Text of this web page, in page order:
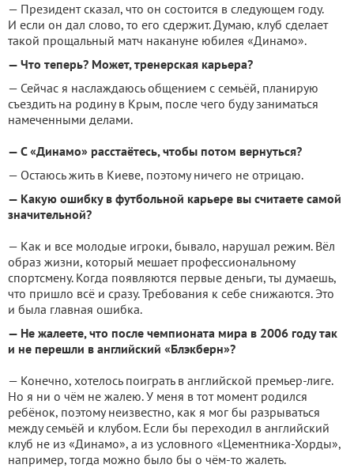
— Президент сказал, что он состоится в следующем году.
И если он дал слово, то его сдержит. Думаю, клуб сделает
такой прощальный матч накануне юбилея «Динамо».
— Что теперь? Может, тренерская карьера?
— Сейчас я наслаждаюсь общением с семьёй, планирую
съездить на родину в Крым, после чего буду заниматься
намеченными делами.
— С «Динамо» расстаётесь, чтобы потом вернуться?
— Остаюсь жить в Киеве, поэтому ничего не отрицаю.
— Какую ошибку в футбольной карьере вы считаете самой
значительной?
— Как и все молодые игроки, бывало, нарушал режим. Вёл
образ жизни, который мешает профессиональному
спортсмену. Когда появляются первые деньги, ты думаешь,
что пришло всё и сразу. Требования к себе снижаются. Это
и была главная ошибка.
— Не жалеете, что после чемпионата мира в 2006 году так
и не перешли в английский «Блэкберн»?
— Конечно, хотелось поиграть в английской премьер-лиге.
Но я ни о чём не жалею. У меня в тот момент родился
ребёнок, поэтому неизвестно, как я мог бы разрываться
между семьёй и клубом. Если бы переходил в английский
клуб не из «Динамо», а из условного «Цементника-Хорды»,
например, тогда можно было бы о чём-то жалеть.